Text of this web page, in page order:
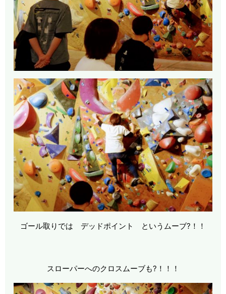
ゴール取りでは デッドポイント というムーブ?！！
スローパーへのクロスムーブも?！！！